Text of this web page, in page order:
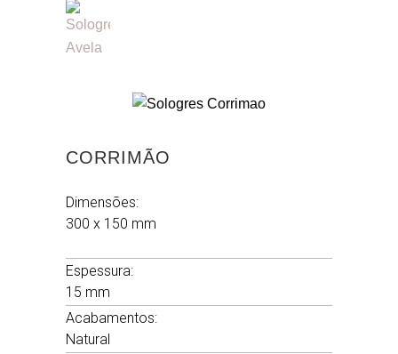
CORRIMÃO
Dimensões:
300 x 150 mm
Espessura:
15 mm
Acabamentos:
Natural